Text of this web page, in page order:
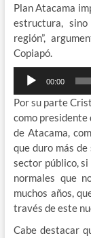
Plan Atacama
estructura,
región”,
Copiapó.
Reproductor
audio
00:00
Por su parte
como presidente
de Atacama,
que duro más
sector público,
normales que
muchos años,
través de este
Cabe destacar